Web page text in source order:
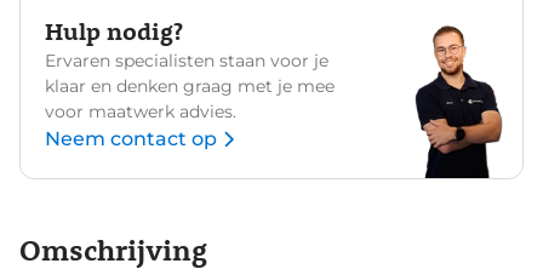
Hulp nodig?
Ervaren specialisten staan voor je
klaar en denken graag met je mee
voor maatwerk advies.
Neem contact op
Omschrijving